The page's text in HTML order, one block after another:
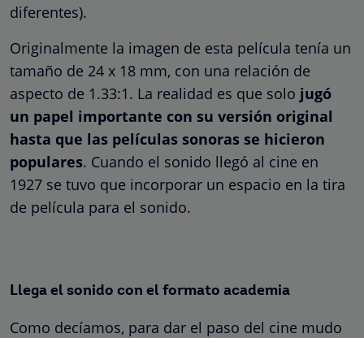
diferentes).
Originalmente la imagen de esta película tenía un
tamaño de 24 x 18 mm, con una relación de
aspecto de 1.33:1. La realidad es que solo jugó
un papel importante con su versión original
hasta que las películas sonoras se hicieron
populares. Cuando el sonido llegó al cine en
1927 se tuvo que incorporar un espacio en la tira
de película para el sonido.
Llega el sonido con el formato academia
Como decíamos, para dar el paso del cine mudo